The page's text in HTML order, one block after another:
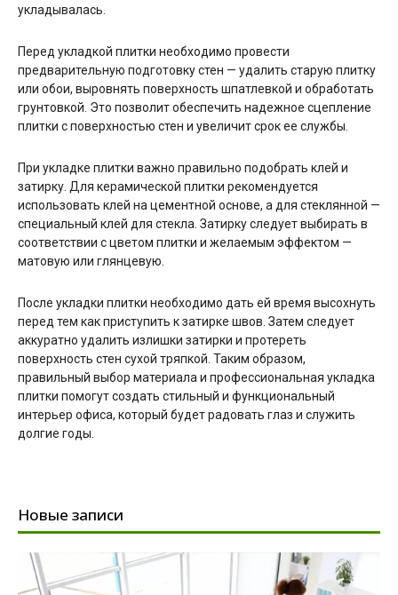
укладывалась.
Перед укладкой плитки необходимо провести
предварительную подготовку стен — удалить старую плитку
или обои, выровнять поверхность шпатлевкой и обработать
грунтовкой. Это позволит обеспечить надежное сцепление
плитки с поверхностью стен и увеличит срок ее службы.
При укладке плитки важно правильно подобрать клей и
затирку. Для керамической плитки рекомендуется
использовать клей на цементной основе, а для стеклянной —
специальный клей для стекла. Затирку следует выбирать в
соответствии с цветом плитки и желаемым эффектом —
матовую или глянцевую.
После укладки плитки необходимо дать ей время высохнуть
перед тем как приступить к затирке швов. Затем следует
аккуратно удалить излишки затирки и протереть
поверхность стен сухой тряпкой. Таким образом,
правильный выбор материала и профессиональная укладка
плитки помогут создать стильный и функциональный
интерьер офиса, который будет радовать глаз и служить
долгие годы.
Новые записи